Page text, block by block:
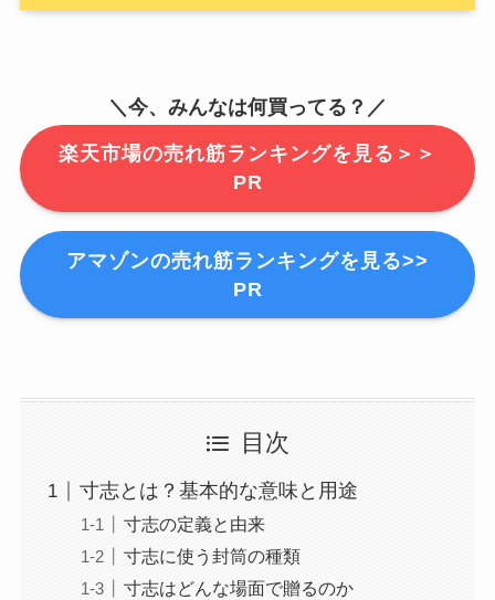
＼今、みんなは何買ってる？／
楽天市場の売れ筋ランキングを見る＞＞
PR
アマゾンの売れ筋ランキングを見る>>
PR
目次
寸志とは？基本的な意味と用途
寸志の定義と由来
寸志に使う封筒の種類
寸志はどんな場面で贈るのか